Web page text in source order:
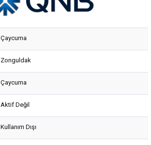
Çaycuma
Zonguldak
Çaycuma
Aktif Değil
Kullanım Dışı